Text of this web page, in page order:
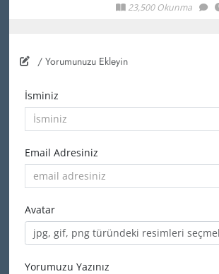
23,500 Okunma
/ Yorumunuzu Ekleyin
İsminiz
Email Adresiniz
Avatar
jpg, gif, png türündeki resimleri
Yorumuzu Yazınız